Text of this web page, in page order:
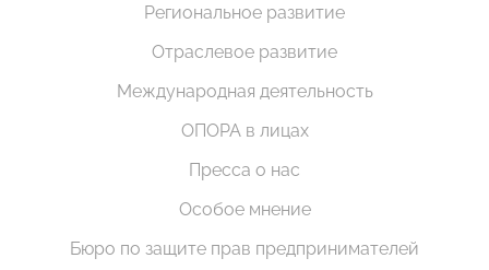
Региональное развитие
Отраслевое развитие
Международная деятельность
ОПОРА в лицах
Пресса о нас
Особое мнение
Бюро по защите прав предпринимателей